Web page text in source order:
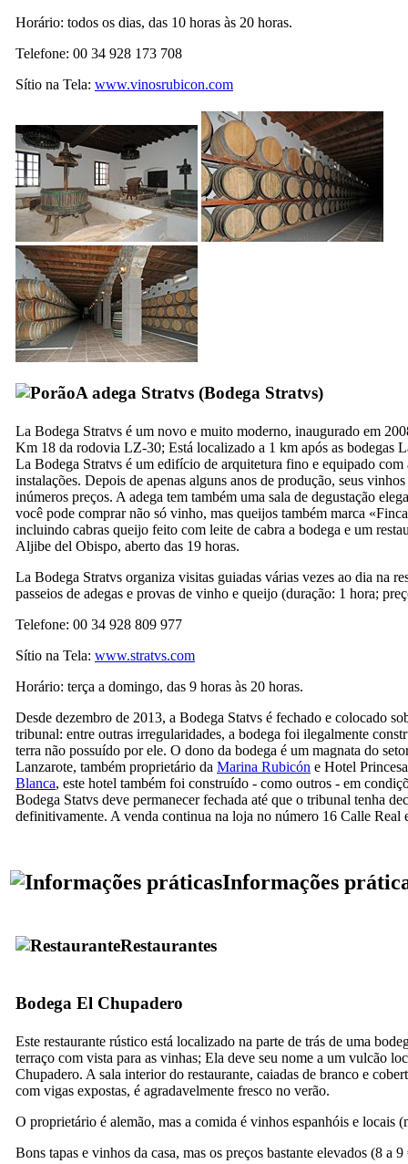
Horário: todos os dias, das 10 horas às 20 horas.
Telefone: 00 34 928 173 708
Sítio na Tela: www.vinosrubicon.com
A adega Stratvs (Bodega Stratvs)
La Bodega Stratvs é um novo e muito moderno, inaugurado em
Km 18 da rodovia LZ-30; Está localizado a 1 km após as bodegas
La Bodega Stratvs é um edifício de arquitetura fino e equipado com
instalações. Depois de apenas alguns anos de produção, seus
inúmeros preços. A adega tem também uma sala de degustação
você pode comprar não só vinho, mas queijos também marca «
incluindo cabras queijo feito com leite de cabra a bodega e um
Aljibe del Obispo, aberto das 19 horas.
La Bodega Stratvs organiza visitas guiadas várias vezes ao dia na
passeios de adegas e provas de vinho e queijo (duração: 1 hora;
Telefone: 00 34 928 809 977
Sítio na Tela: www.stratvs.com
Horário: terça a domingo, das 9 horas às 20 horas.
Desde dezembro de 2013, a Bodega Statvs é fechado e colocado
tribunal: entre outras irregularidades, a bodega foi ilegalmente
terra não possuído por ele. O dono da bodega é um magnata do
Lanzarote, também proprietário da Marina Rubicón e Hotel
Blanca, este hotel também foi construído - como outros - em
Bodega Statvs deve permanecer fechada até que o tribunal tenha
definitivamente. A venda continua na loja no número 16 Calle Real
Informações
Restaurantes
Bodega El Chupadero
Este restaurante rústico está localizado na parte de trás de uma
terraço com vista para as vinhas; Ela deve seu nome a um vulcão
Chupadero. A sala interior do restaurante, caiadas de branco e
com vigas expostas, é agradavelmente fresco no verão.
O proprietário é alemão, mas a comida é vinhos espanhóis e locais
Bons tapas e vinhos da casa, mas os preços bastante elevados (8 a